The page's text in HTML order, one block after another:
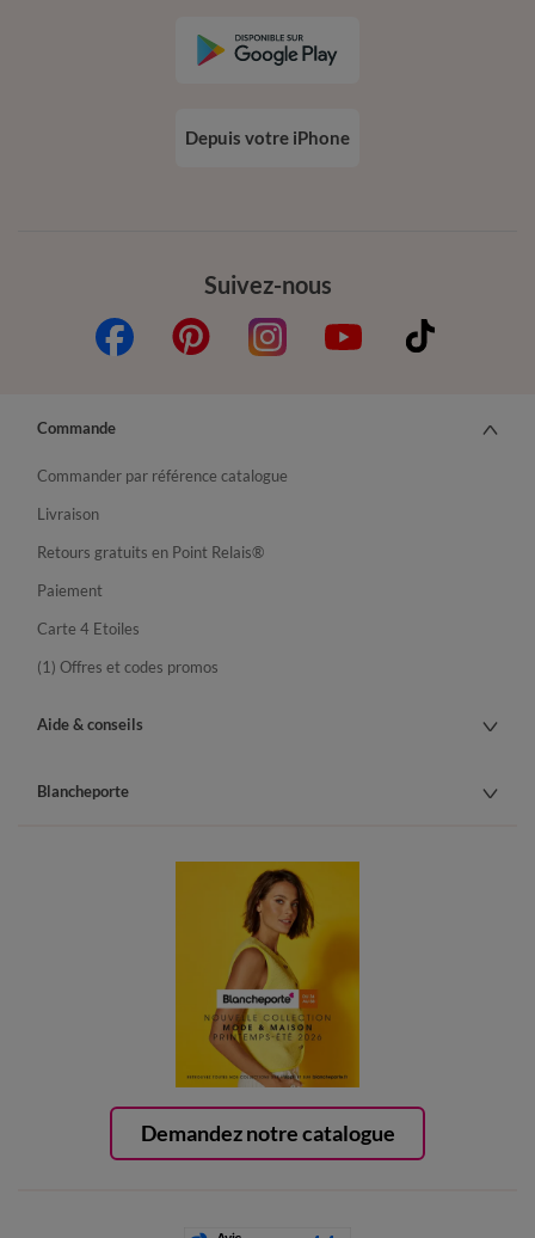
Suivez-nous
Depuis votre iPhone
Demandez notre catalogue
Commande
Commander par référence catalogue
Livraison
Retours gratuits en Point Relais®
Paiement
Carte 4 Etoiles
(1) Offres et codes promos
Aide & conseils
Blancheporte